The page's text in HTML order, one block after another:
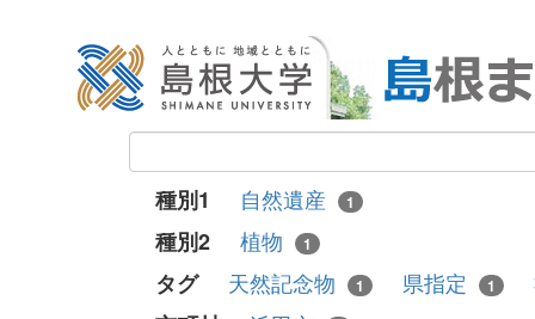
種別1 自然遺産 1
種別2 植物 1
タグ 天然記念物 1 県指定 1